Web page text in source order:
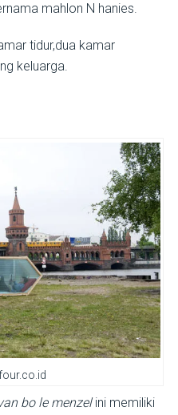
mahlon N hanies.
tidur,dua kamar
keluarga.
bo le menzelini memiliki